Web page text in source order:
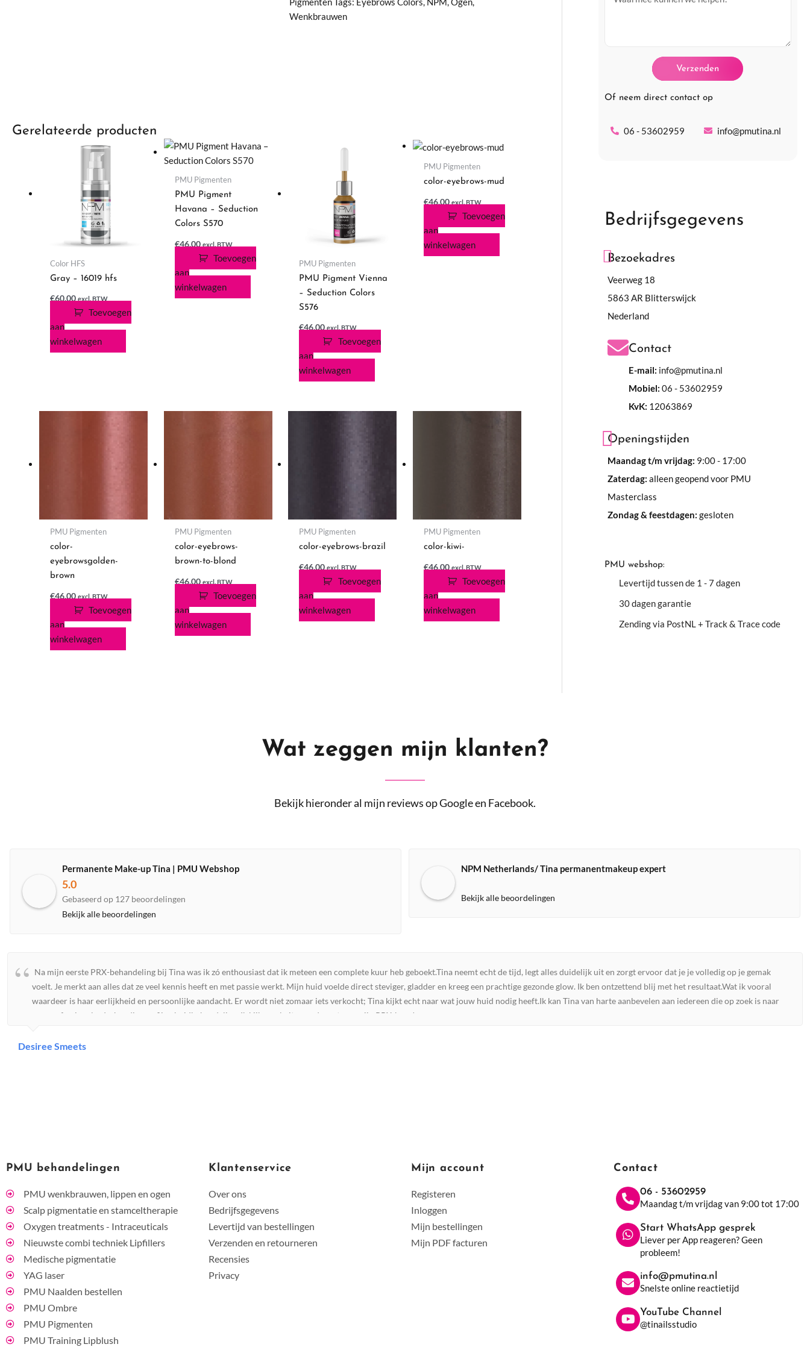
Wenkbrauwen
Gerelateerde producten
Color HFS
Gray – 16019 hfs
€60,00 excl. BTW
Toevoegen
aan
winkelwagen
PMU Pigmenten
PMU Pigment
Havana – Seduction
Colors S570
€46,00 excl. BTW
Toevoegen
aan
winkelwagen
PMU Pigmenten
PMU Pigment Vienna
– Seduction Colors
S576
€46,00 excl. BTW
Toevoegen
aan
winkelwagen
PMU Pigmenten
color-eyebrows-mud
€46,00 excl. BTW
Toevoegen
aan
winkelwagen
PMU Pigmenten
color-
eyebrowsgolden-
brown
€46,00 excl. BTW
Toevoegen
aan
winkelwagen
PMU Pigmenten
color-eyebrows-
brown-to-blond
€46,00 excl. BTW
Toevoegen
aan
winkelwagen
PMU Pigmenten
color-eyebrows-brazil
€46,00 excl. BTW
Toevoegen
aan
winkelwagen
PMU Pigmenten
color-kiwi-
€46,00 excl. BTW
Toevoegen
aan
winkelwagen
o
Verzenden
Of neem direct contact op
06 - 53602959 info@pmutina.nl
Bedrijfsgegevens
Bezoekadres
Veerweg 18
5863 AR Blitterswijck
Nederland
Contact
E-mail: info@pmutina.nl
Mobiel: 06 - 53602959
KvK: 12063869
Openingstijden
Maandag t/m vrijdag: 9:00 - 17:00
Zaterdag: alleen geopend voor PMU
Masterclass
Zondag & feestdagen: gesloten
PMU webshop:
Levertijd tussen de 1 - 7 dagen
30 dagen garantie
Zending via PostNL + Track & Trace code
Wat zeggen mijn klanten?
Bekijk hieronder al mijn reviews op Google en Facebook.
Permanente Make-up Tina | PMU Webshop
5.0
Gebaseerd op 127 beoordelingen
Bekijk alle beoordelingen
NPM Netherlands/ Tina permanentmakeup expert
Bekijk alle beoordelingen
Na mijn eerste PRX-behandeling bij Tina was ik zó enthousiast dat ik meteen een complete kuur heb geboekt.Tina neemt echt de tijd, legt alles duidelijk uit en zorgt ervoor dat je je volledig op je gemak
voelt. Je merkt aan alles dat ze veel kennis heeft en met passie werkt. Mijn huid voelde direct steviger, gladder en kreeg een prachtige gezonde glow. Ik ben ontzettend blij met het resultaat.Wat ik vooral
waardeer is haar eerlijkheid en persoonlijke aandacht. Er wordt niet zomaar iets verkocht; Tina kijkt echt naar wat jouw huid nodig heeft.Ik kan Tina van harte aanbevelen aan iedereen die op zoek is naar
een professionele, deskundige en fijne huidbehandeling. Ik kijk nu al uit naar de rest van mijn PRX-kuur!
Desiree Smeets
PMU behandelingen
PMU wenkbrauwen, lippen en ogen
Scalp pigmentatie en stamceltherapie
Oxygen treatments - Intraceuticals
Nieuwste combi techniek Lipfillers
Medische pigmentatie
YAG laser
PMU Naalden bestellen
PMU Ombre
PMU Pigmenten
PMU Training Lipblush
Klantenservice
Over ons
Bedrijfsgegevens
Levertijd van bestellingen
Verzenden en retourneren
Recensies
Privacy
Mijn account
Registeren
Inloggen
Mijn bestellingen
Mijn PDF facturen
Contact
06 - 53602959
Maandag t/m vrijdag van 9:00 tot 17:00
Start WhatsApp gesprek
Liever per App reageren? Geen
probleem!
info@pmutina.nl
Snelste online reactietijd
YouTube Channel
@tinailsstudio